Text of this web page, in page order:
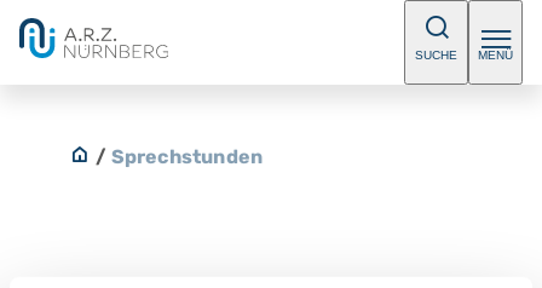
SUCHE MENÜ
/ Sprechstunden